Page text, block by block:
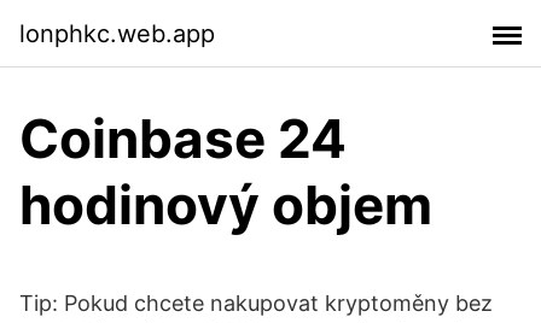
lonphkc.web.app
Coinbase 24
hodinový objem
Tip: Pokud chcete nakupovat kryptoměny bez